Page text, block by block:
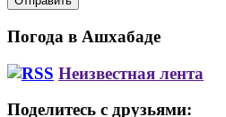
Погода в Ашхабаде
Неизвестная лента
Поделитесь с друзьями: